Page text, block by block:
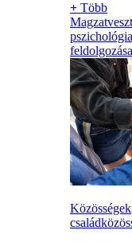
+ Több
feldolgozása
Közösségek